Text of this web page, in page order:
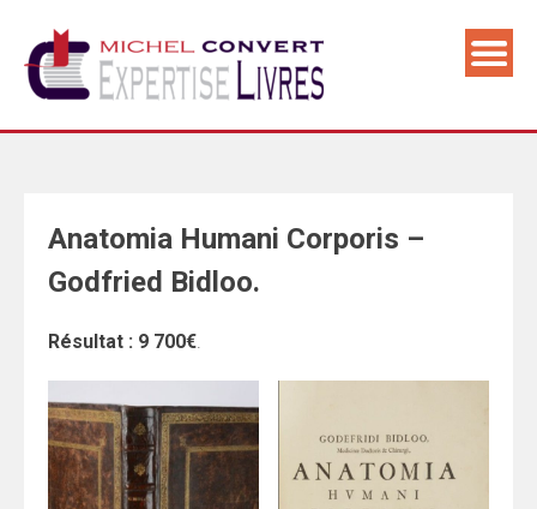
content
Anatomia Humani Corporis –
Godfried Bidloo.
Résultat : 9 700€.